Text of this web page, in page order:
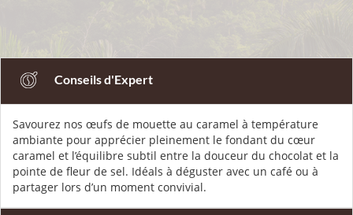
Conseils d'Expert
Savourez nos œufs de mouette au caramel à température
ambiante pour apprécier pleinement le fondant du cœur
caramel et l’équilibre subtil entre la douceur du chocolat et la
pointe de fleur de sel. Idéals à déguster avec un café ou à
partager lors d’un moment convivial.